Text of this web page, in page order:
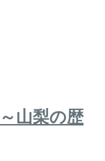
山梨の歴